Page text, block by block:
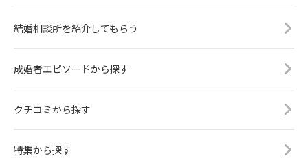
結婚相談所を紹介してもらう
成婚者エピソードから探す
クチコミから探す
特集から探す